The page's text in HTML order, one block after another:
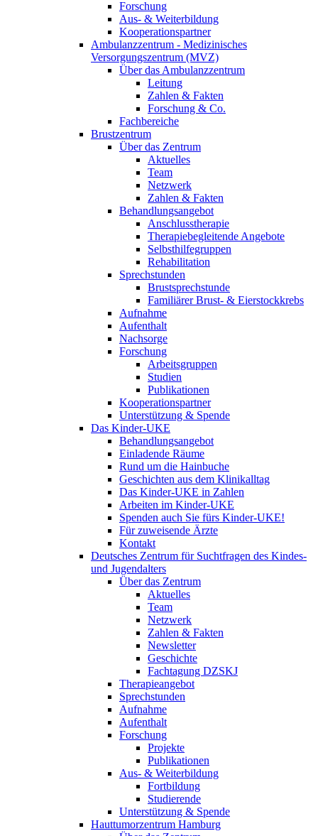
Forschung
Aus- & Weiterbildung
Kooperationspartner
Ambulanzzentrum - Medizinisches
Versorgungszentrum (MVZ)
Über das Ambulanzzentrum
Leitung
Zahlen & Fakten
Forschung & Co.
Fachbereiche
Brustzentrum
Über das Zentrum
Aktuelles
Team
Netzwerk
Zahlen & Fakten
Behandlungsangebot
Anschlusstherapie
Therapiebegleitende Angebote
Selbsthilfegruppen
Rehabilitation
Sprechstunden
Brustsprechstunde
Familiärer Brust- & Eierstockkrebs
Aufnahme
Aufenthalt
Nachsorge
Forschung
Arbeitsgruppen
Studien
Publikationen
Kooperationspartner
Unterstützung & Spende
Das Kinder-UKE
Behandlungsangebot
Einladende Räume
Rund um die Hainbuche
Geschichten aus dem Klinikalltag
Das Kinder-UKE in Zahlen
Arbeiten im Kinder-UKE
Spenden auch Sie fürs Kinder-UKE!
Für zuweisende Ärzte
Kontakt
Deutsches Zentrum für Suchtfragen des Kindes-
und Jugendalters
Über das Zentrum
Aktuelles
Team
Netzwerk
Zahlen & Fakten
Newsletter
Geschichte
Fachtagung DZSKJ
Therapieangebot
Sprechstunden
Aufnahme
Aufenthalt
Forschung
Projekte
Publikationen
Aus- & Weiterbildung
Fortbildung
Studierende
Unterstützung & Spende
Hauttumorzentrum Hamburg